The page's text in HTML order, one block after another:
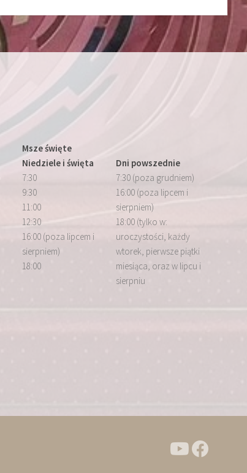
Msze święte
Niedziele i święta
7:30
9:30
11:00
12:30
16:00 (poza lipcem i
sierpniem)
18:00
Dni powszednie
7:30 (poza grudniem)
16:00 (poza lipcem i
sierpniem)
18:00 (tylko w:
uroczystości, każdy
wtorek, pierwsze piątki
miesiąca, oraz w lipcu i
sierpniu